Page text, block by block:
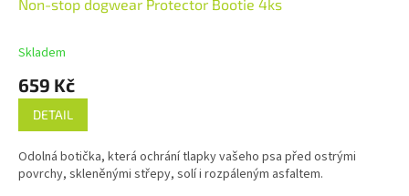
Non-stop dogwear Protector Bootie 4ks
Skladem
659 Kč
DETAIL
Odolná botička, která ochrání tlapky vašeho psa před ostrými
povrchy, skleněnými střepy, solí i rozpáleným asfaltem.